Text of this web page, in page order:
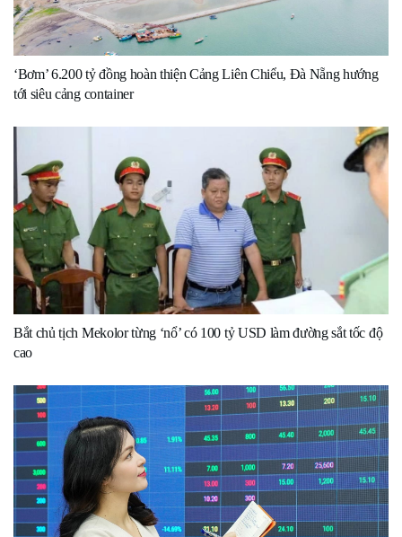
‘Bơm’ 6.200 tỷ đồng hoàn thiện Cảng Liên Chiểu, Đà Nẵng hướng
tới siêu cảng container
Bắt chủ tịch Mekolor từng ‘nổ’ có 100 tỷ USD làm đường sắt tốc độ
cao